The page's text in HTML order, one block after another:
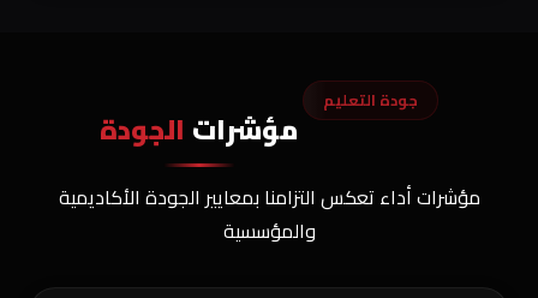
جودة التعليم
مؤشرات الجودة
مؤشرات أداء تعكس التزامنا بمعايير الجودة الأكاديمية
والمؤسسية